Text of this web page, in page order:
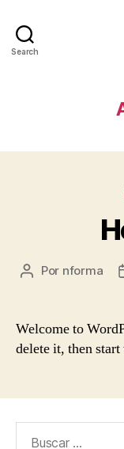
Search
Autor
entrada
Por nforma
Welcome to
delete it, then